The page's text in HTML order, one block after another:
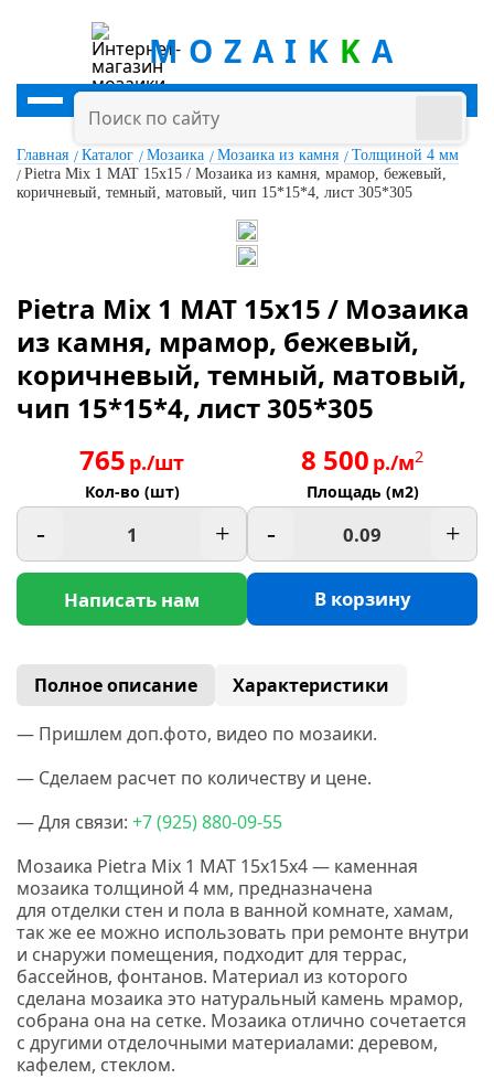
MOZAIK K A
Главная Каталог Мозаика Мозаика из камня
Толщиной 4 мм
Pietra Mix 1 MAT 15x15 / Мозаика из камня, мрамор, бежевый,
коричневый, темный, матовый, чип 15*15*4, лист 305*305
Pietra Mix 1 MAT 15x15 / Мозаика
из камня, мрамор, бежевый,
коричневый, темный, матовый,
чип 15*15*4, лист 305*305
765 р./шт
Кол-во (шт)
- +
Написать нам
8 500 р./м2
Площадь (м2)
- +
В корзину
Полное описание
Характеристики
— Пришлем доп.фото, видео по мозаики.
— Сделаем расчет по количеству и цене.
— Для связи: +7(925) 880-09-55
Мозаика Pietra Mix 1 MAT 15x15x4 — каменная
мозаика толщиной 4 мм, предназначена
для отделки стен и пола в ванной комнате, хамам,
так же ее можно использовать при ремонте внутри
и снаружи помещения, подходит для террас,
бассейнов, фонтанов. Материал из которого
сделана мозаика это натуральный камень мрамор,
собрана она на сетке. Мозаика отлично сочетается
с другими отделочными материалами: деревом,
кафелем, стеклом.